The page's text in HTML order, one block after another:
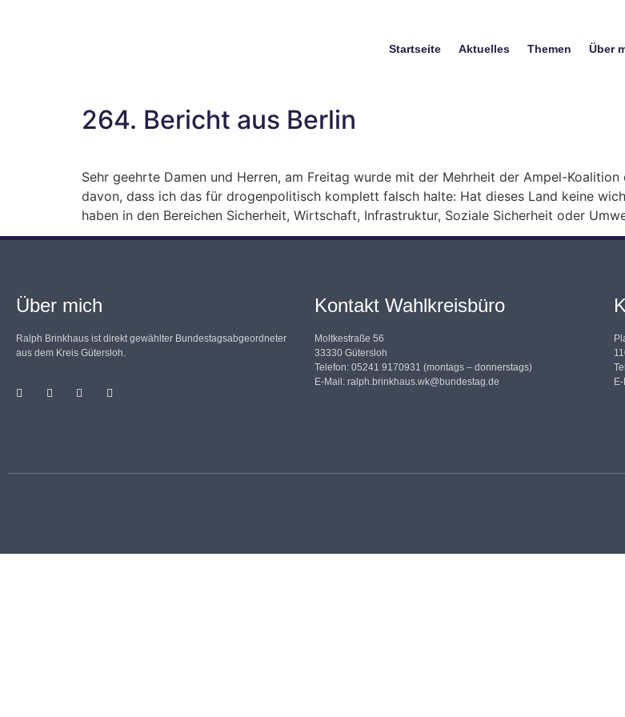
Startseite Aktuelles Themen Über
264. Bericht aus Berlin
Sehr geehrte Damen und Herren, am Freitag wurde mit der Mehrheit der Ampel-
davon, dass ich das für drogenpolitisch komplett falsch halte: Hat dieses Land keine
haben in den Bereichen Sicherheit, Wirtschaft, Infrastruktur, Soziale Sicherheit oder
Über mich
Ralph Brinkhaus ist direkt gewählter Bundestagsabgeordneter
aus dem Kreis Gütersloh.
Kontakt Wahlkreisbüro
Moltkestraße 56
33330 Gütersloh
Telefon: 05241 9170931 (montags – donnerstags)
E-Mail:ralph.brinkhaus.wk@bundestag.de